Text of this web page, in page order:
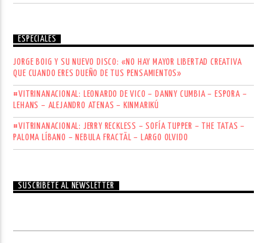
ESPECIALES
JORGE BOIG Y SU NUEVO DISCO: «NO HAY MAYOR LIBERTAD CREATIVA
QUE CUANDO ERES DUEÑO DE TUS PENSAMIENTOS»
#VITRINANACIONAL: LEONARDO DE VICO – DANNY CUMBIA – ESPORA –
LEHANS – ALEJANDRO ATENAS – KINMARIKÚ
#VITRINANACIONAL: JERRY RECKLESS – SOFÍA TUPPER – THE TATAS –
PALOMA LÍBANO – NEBULA FRACTÄL – LARGO OLVIDO
SUSCRÍBETE AL NEWSLETTER